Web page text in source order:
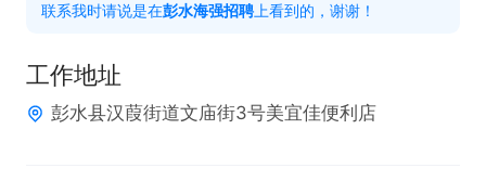
6. 维护店铺环境整洁，营造良好的购物氛围。
任职要求：
1. 具备强烈的责任心，工作认真负责，能够吃苦耐
联系我时请说是在彭水海强招聘 上看到的，谢谢！
工作地址
彭水县汉葭街道文庙街3号美宜佳便利店